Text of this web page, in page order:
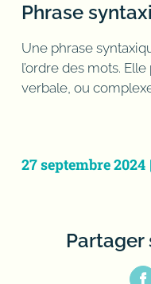
Phrase
Une phrase
l’ordre des mots.
verbale, ou
grammaire
verbal,
nominale,
27 septembre 2024 |
Partager